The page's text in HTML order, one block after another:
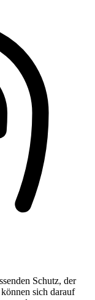
Schutz, der
sich darauf